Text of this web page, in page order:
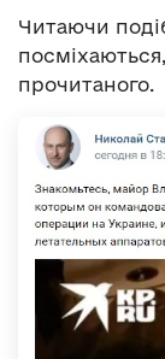
Читаючи
прочитаного.